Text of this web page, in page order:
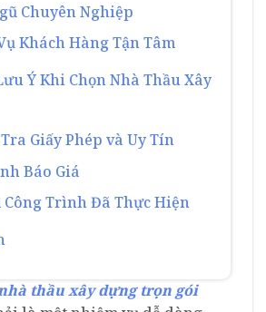
Chuyên Nghiệp
Khách Hàng Tận Tâm
Ý Khi Chọn Nhà Thầu Xây
Giấy Phép và Uy Tín
Báo Giá
Công Trình Đã Thực Hiện
thầu xây dựng trọn gói